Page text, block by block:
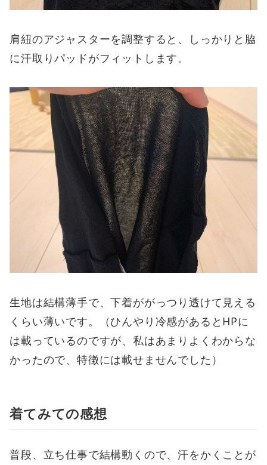
肩紐のアジャスターを調整すると、しっかりと脇
に汗取りパッドがフィットします。
生地は結構薄手で、下着ががっつり透けて見える
くらい薄いです。（ひんやり冷感があるとHPに
は載っているのですが、私はあまりよくわからな
かったので、特徴には載せませんでした）
着てみての感想
普段、立ち仕事で結構動くので、汗をかくことが